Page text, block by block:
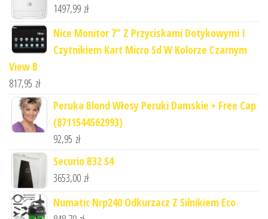
1497,99 zł
Nice Monitor 7” Z Przyciskami Dotykowymi I
Czytnikiem Kart Micro Sd W Kolorze Czarnym
View B
817,95 zł
Peruka Blond Włosy Peruki Damskie + Free Cap
(8711544562993)
92,95 zł
Securio B32 S4
3653,00 zł
Numatic Nrp240 Odkurzacz Z Silnikiem Eco